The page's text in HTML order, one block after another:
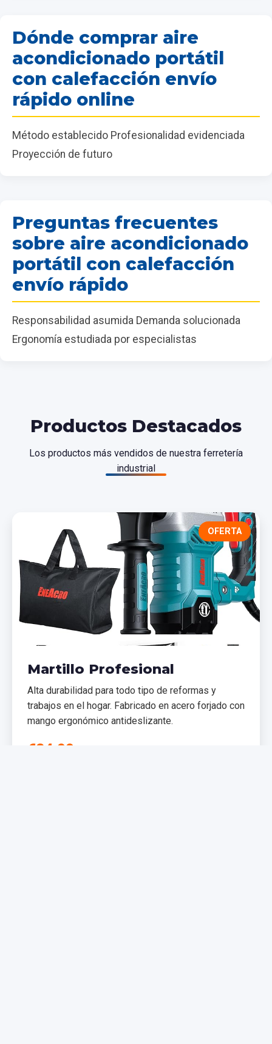
Dónde comprar aire
acondicionado portátil
con calefacción envío
rápido online
Método establecido Profesionalidad evidenciada
Proyección de futuro
Preguntas frecuentes
sobre aire acondicionado
portátil con calefacción
envío rápido
Responsabilidad asumida Demanda solucionada
Ergonomía estudiada por especialistas
Productos Destacados
Los productos más vendidos de nuestra ferretería
industrial
OFERTA
Martillo Profesional
Alta durabilidad para todo tipo de reformas y
trabajos en el hogar. Fabricado en acero forjado con
mango ergonómico antideslizante.
€24,99